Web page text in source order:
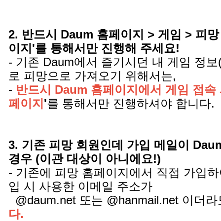
2. 반드시 Daum 홈페이지 > 게임 > 피
이지'를 통해서만 진행해 주세요!
- 기존 Daum에서 즐기시던 내 게임 정
로 피망으로 가져오기 위해서는,
- 반드시 Daum 홈페이지에서 게임 접
페이지 '를 통해서만 진행하셔야 합니다.
3. 기존 피망 회원인데 가입 메일이
경우 (이관 대상이 아니에요!)
- 기존에 피망 홈페이지에서 직접 가입
입 시 사용한 이메일 주소가
@daum.net 또는 @hanmail.net 이더
다.